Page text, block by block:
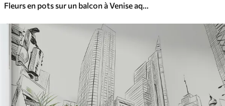
Fleurs en pots sur un balcon à Venise aquarelle